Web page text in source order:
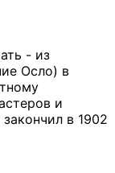
- из
Осло) в
и
в 1902